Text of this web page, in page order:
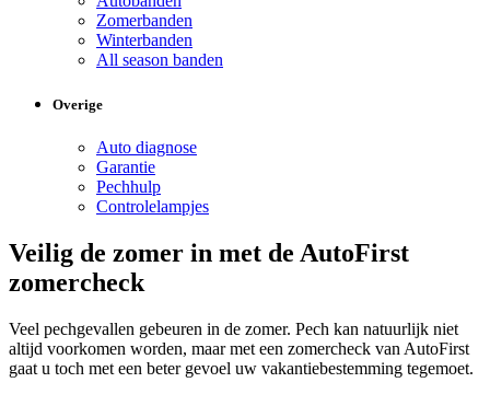
Zomerbanden
Winterbanden
All season banden
Overige
Auto diagnose
Garantie
Pechhulp
Controlelampjes
Veilig de zomer in met de AutoFirst
zomercheck
Veel pechgevallen gebeuren in de zomer. Pech kan natuurlijk niet
altijd voorkomen worden, maar met een zomercheck van AutoFirst
gaat u toch met een beter gevoel uw vakantiebestemming tegemoet.